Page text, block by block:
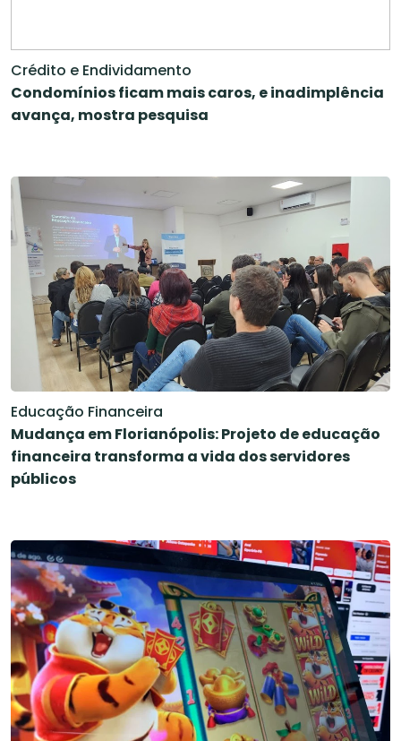
Crédito e Endividamento
Condomínios ficam mais caros, e inadimplência
avança, mostra pesquisa
Educação Financeira
Mudança em Florianópolis: Projeto de educação
financeira transforma a vida dos servidores
públicos